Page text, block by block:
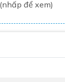
để xem)